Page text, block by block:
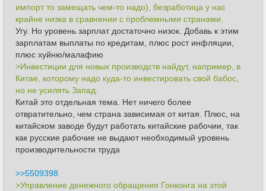
импорт то замещать чем-то надо), безработица у нас
крайне низка в сравнении с проблемными странами.
Угу. Но уровень зарплат достаточно низок. Добавь к этим
зарплатам выплаты по кредитам, плюс рост инфляции,
плюс хуйню/малафию
>Инвестиции для новых производств найдут, например, в
Китае, которому надо куда-то инвестировать свой бабос,
но не усилять Запад.
Китай это отдельная тема. Нет ничего более
отвратительно, чем страна зависимая от китая. Плюс, на
китайском заводе будут работать китайские рабочии, так
как русские рабочие не выдают необходимый уровень
производительности труда
>>5509398
>Управление денежного обращения Гонконга на этой